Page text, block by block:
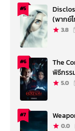
#5
(พากย์ไ
3.8
#6
The
พิธีกรร
5.0
#7
0.0